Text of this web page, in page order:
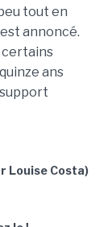
tout en
annoncé.
certains
ans
Louise Costa)